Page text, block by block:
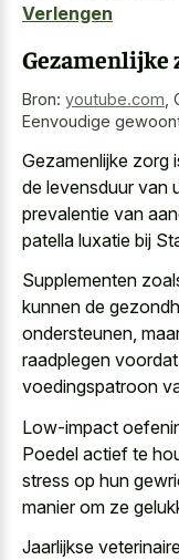
Verlengen
Gezamenlijke
Bron: youtube.com
Eenvoudige
Gezamenlijke zorg
de levensduur van
prevalentie van
patella luxatie bij
Supplementen
kunnen de
ondersteunen,
raadplegen
voedingspatroon
Low-impact
Poedel actief te
stress op hun
manier om ze
Jaarlijkse